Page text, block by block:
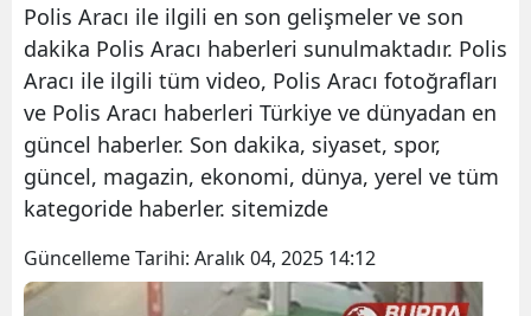
Polis Aracı ile ilgili en son gelişmeler ve son
dakika Polis Aracı haberleri sunulmaktadır. Polis
Aracı ile ilgili tüm video, Polis Aracı fotoğrafları
ve Polis Aracı haberleri Türkiye ve dünyadan en
güncel haberler. Son dakika, siyaset, spor,
güncel, magazin, ekonomi, dünya, yerel ve tüm
kategoride haberler. sitemizde
Güncelleme Tarihi: Aralık 04, 2025 14:12